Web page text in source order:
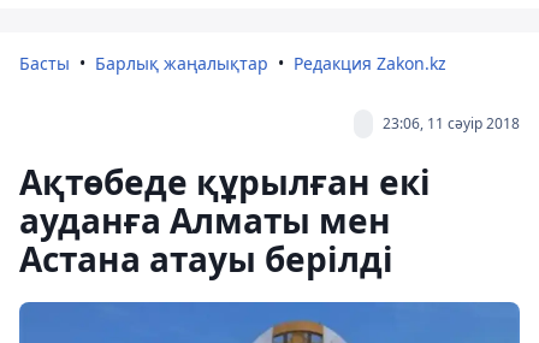
Басты Барлық жаңалықтар Редакция Zakon.kz
23:06, 11 сәуір 2018
Ақтөбеде құрылған екі
ауданға Алматы мен
Астана атауы берілді